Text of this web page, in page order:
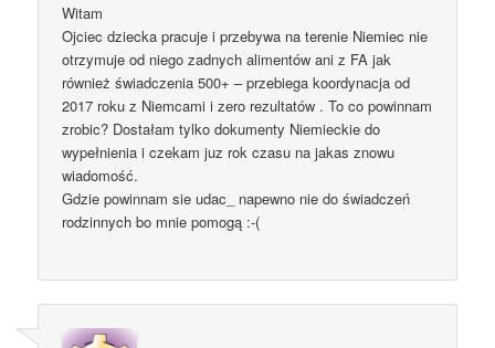
Witam
Ojciec dziecka pracuje i przebywa na terenie Niemiec nie
otrzymuje od niego zadnych alimentów ani z FA jak
również świadczenia 500+ – przebiega koordynacja od
2017 roku z Niemcami i zero rezultatów . To co powinnam
zrobic? Dostałam tylko dokumenty Niemieckie do
wypełnienia i czekam juz rok czasu na jakas znowu
wiadomość.
Gdzie powinnam sie udac_ napewno nie do świadczeń
rodzinnych bo mnie pomogą :-(